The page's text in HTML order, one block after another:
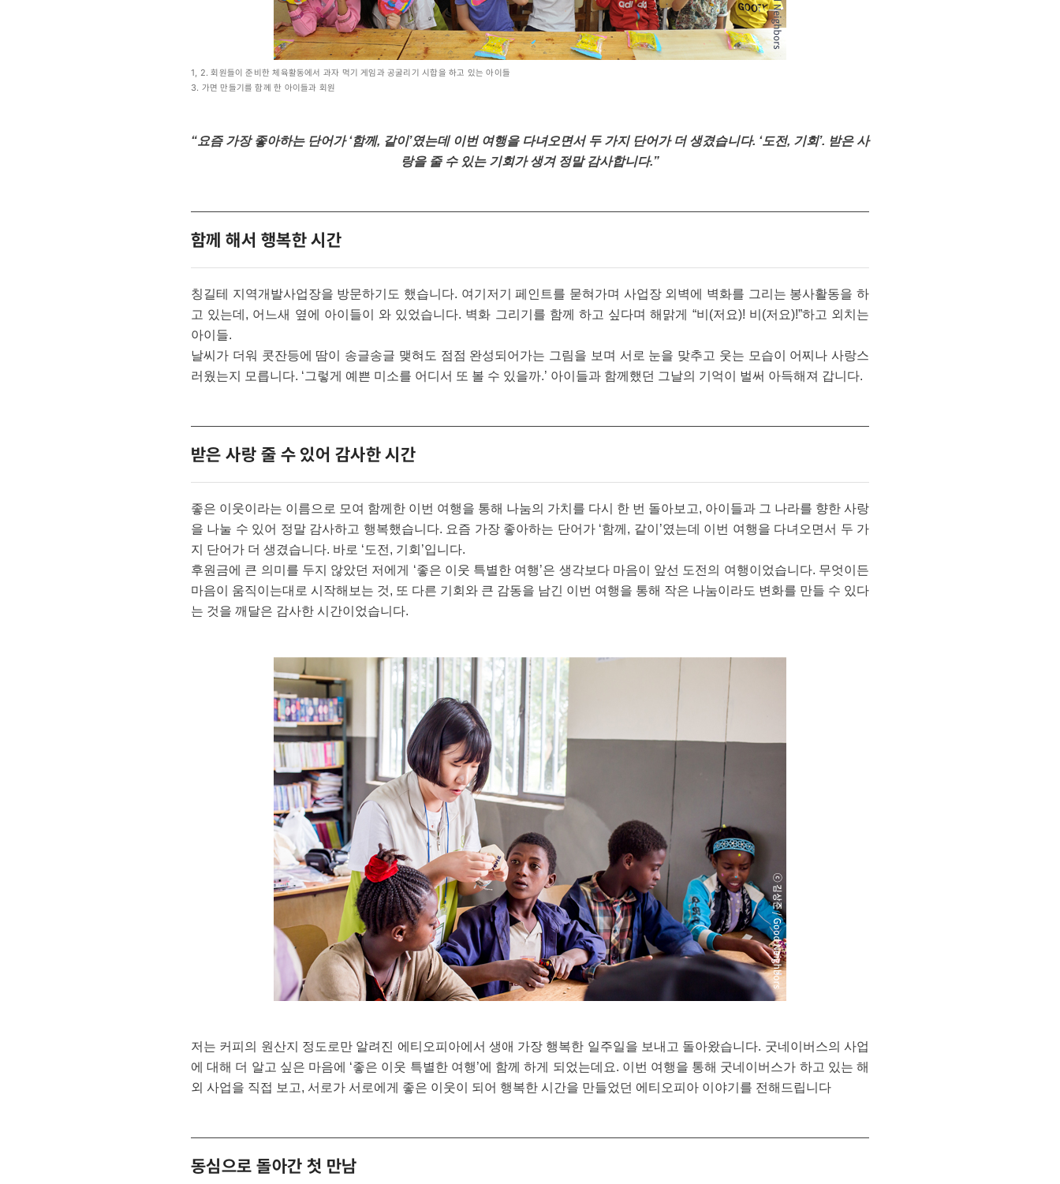
1, 2. 회원들이 준비한 체육활동에서 과자 먹기 게임과 공굴리기 시합을 하고 있는 아이들
3. 가면 만들기를 함께 한 아이들과 회원
“요즘 가장 좋아하는 단어가 ‘함께, 같이’였는데 이번 여행을 다녀오면서 두 가지 단어가 더 생겼습니다. ‘도전, 기회’. 받은 사
랑을 줄 수 있는 기회가 생겨 정말 감사합니다.”
함께 해서 행복한 시간
칭길테 지역개발사업장을 방문하기도 했습니다. 여기저기 페인트를 묻혀가며 사업장 외벽에 벽화를 그리는 봉사활동을 하
고 있는데, 어느새 옆에 아이들이 와 있었습니다. 벽화 그리기를 함께 하고 싶다며 해맑게 “비(저요)! 비(저요)!”하고 외치는
아이들.
날씨가 더워 콧잔등에 땀이 송글송글 맺혀도 점점 완성되어가는 그림을 보며 서로 눈을 맞추고 웃는 모습이 어찌나 사랑스
러웠는지 모릅니다. ‘그렇게 예쁜 미소를 어디서 또 볼 수 있을까.’ 아이들과 함께했던 그날의 기억이 벌써 아득해져 갑니다.
받은 사랑 줄 수 있어 감사한 시간
좋은 이웃이라는 이름으로 모여 함께한 이번 여행을 통해 나눔의 가치를 다시 한 번 돌아보고, 아이들과 그 나라를 향한 사랑
을 나눌 수 있어 정말 감사하고 행복했습니다. 요즘 가장 좋아하는 단어가 ‘함께, 같이’였는데 이번 여행을 다녀오면서 두 가
지 단어가 더 생겼습니다. 바로 ‘도전, 기회’입니다.
후원금에 큰 의미를 두지 않았던 저에게 ‘좋은 이웃 특별한 여행’은 생각보다 마음이 앞선 도전의 여행이었습니다. 무엇이든
마음이 움직이는대로 시작해보는 것, 또 다른 기회와 큰 감동을 남긴 이번 여행을 통해 작은 나눔이라도 변화를 만들 수 있다
는 것을 깨달은 감사한 시간이었습니다.
저는 커피의 원산지 정도로만 알려진 에티오피아에서 생애 가장 행복한 일주일을 보내고 돌아왔습니다. 굿네이버스의 사업
에 대해 더 알고 싶은 마음에 ‘좋은 이웃 특별한 여행’에 함께 하게 되었는데요. 이번 여행을 통해 굿네이버스가 하고 있는 해
외 사업을 직접 보고, 서로가 서로에게 좋은 이웃이 되어 행복한 시간을 만들었던 에티오피아 이야기를 전해드립니다
동심으로 돌아간 첫 만남